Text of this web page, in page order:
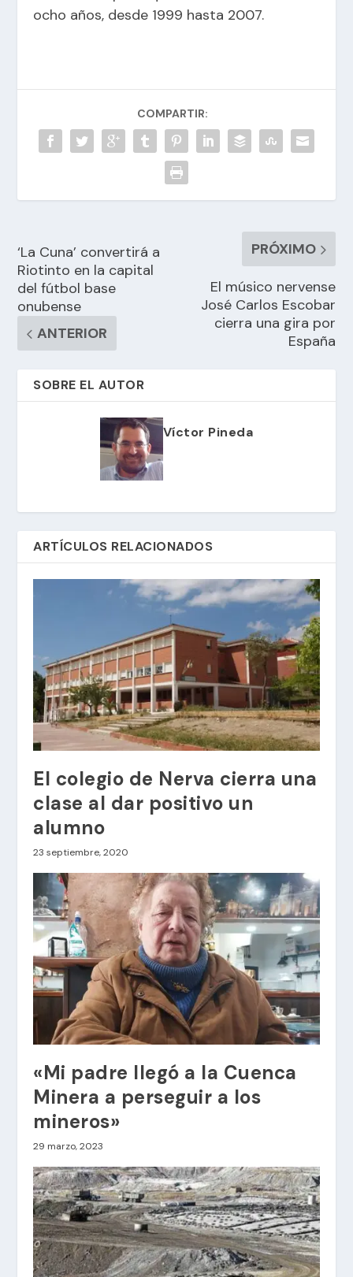
ocho años, desde 1999 hasta 2007.
COMPARTIR:
‘La Cuna’ convertirá a
Riotinto en la capital
del fútbol base
onubense
ANTERIOR
PRÓXIMO
El músico nervense
José Carlos Escobar
cierra una gira por
España
SOBRE EL AUTOR
Víctor Pineda
ARTÍCULOS RELACIONADOS
El colegio de Nerva cierra una
clase al dar positivo un
alumno
23 septiembre, 2020
«Mi padre llegó a la Cuenca
Minera a perseguir a los
mineros»
29 marzo, 2023